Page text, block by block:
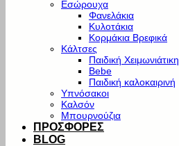
Εσώρουχα
Φανελάκια
Κυλοτάκια
Κορμάκια Βρεφικά
Κάλτσες
Παιδική Χειμωνιάτικη
Bebe
Παιδική καλοκαιρινή
Υπνόσακοι
Καλσόν
Μπουρνούζια
ΠΡΟΣΦΟΡΕΣ
BLOG